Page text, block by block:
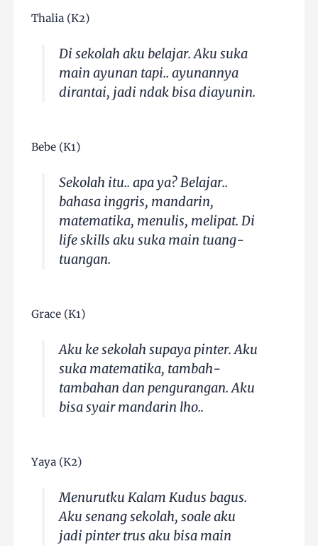
Thalia (K2)
Di sekolah aku belajar. Aku suka
main ayunan tapi.. ayunannya
dirantai, jadi ndak bisa diayunin.
Bebe (K1)
Sekolah itu.. apa ya? Belajar..
bahasa inggris, mandarin,
matematika, menulis, melipat. Di
life skills aku suka main tuang-
tuangan.
Grace (K1)
Aku ke sekolah supaya pinter. Aku
suka matematika, tambah-
tambahan dan pengurangan. Aku
bisa syair mandarin lho..
Yaya (K2)
Menurutku Kalam Kudus bagus.
Aku senang sekolah, soale aku
jadi pinter trus aku bisa main